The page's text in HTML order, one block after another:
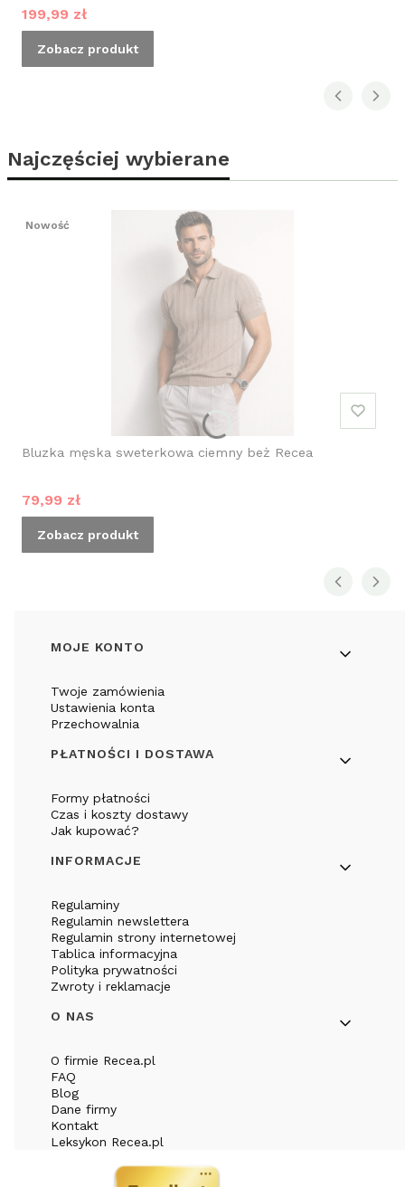
Cena promocyjna
199,99 zł
Zobacz produkt
Najczęściej wybierane
Nowość
Bluzka męska sweterkowa ciemny beż Recea
Cena promocyjna
79,99 zł
Zobacz produkt
Linki w stopce
MOJE KONTO
Twoje zamówienia
Ustawienia konta
Przechowalnia
PŁATNOŚCI I DOSTAWA
Formy płatności
Czas i koszty dostawy
Jak kupować?
INFORMACJE
Regulaminy
Regulamin newslettera
Regulamin strony internetowej
Tablica informacyjna
Polityka prywatności
Zwroty i reklamacje
O NAS
O firmie Recea.pl
FAQ
Blog
Dane firmy
Kontakt
Leksykon Recea.pl